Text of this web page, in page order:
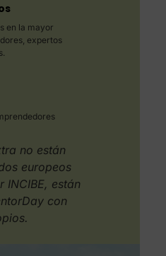
en la mayor
expertos
no están
europeos
INCIBE, están
con